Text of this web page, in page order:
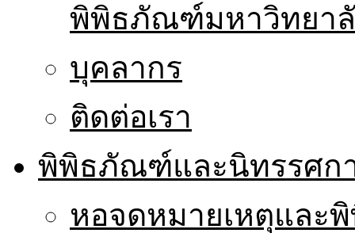
พิพิธภัณฑ์มหาวิทยา
บุคลากร
ติดต่อเรา
พิพิธภัณฑ์และนิทรรศก
หอจดหมายเหตุและ